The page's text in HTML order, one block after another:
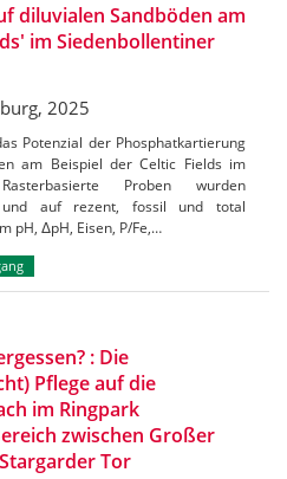
diluvialen Sandböden am
im Siedenbollentiner
2025
Potenzial der Phosphatkartierung
am Beispiel der Celtic Fields im
Proben wurden
und auf rezent, fossil und total
pH, ΔpH, Eisen, P/Fe,…
: Die
Pflege auf die
im Ringpark
zwischen Großer
Tor